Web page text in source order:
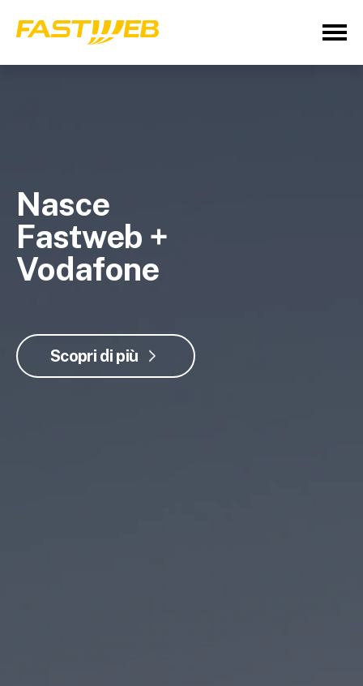
Nasce
Fastweb +
Vodafone
Scopri di più